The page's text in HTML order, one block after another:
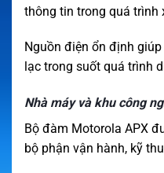
thông tin trong quá trình
Nguồn điện ổn định
lạc trong suốt quá trình
Nhà máy và khu công
Bộ đàm Motorola APX
bộ phận vận hành, kỹ